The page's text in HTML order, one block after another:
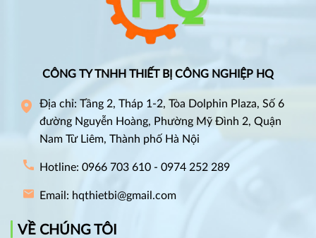
CÔNG TY TNHH THIẾT BỊ CÔNG NGHIỆP HQ
Địa chỉ: Tầng 2, Tháp 1-2, Tòa Dolphin Plaza, Số 6
đường Nguyễn Hoàng, Phường Mỹ Đình 2, Quận
Nam Từ Liêm, Thành phố Hà Nội
Hotline: 0966 703 610 - 0974 252 289
Email: hqthietbi@gmail.com
VỀ CHÚNG TÔI